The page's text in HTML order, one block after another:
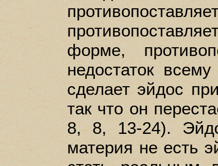
форме,
недостаток
сделает эйдос
так что он
8, 8, 13-24).
материя не есть